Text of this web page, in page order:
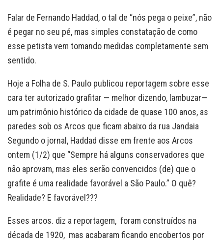
Falar de Fernando Haddad, o tal de “nós pega o peixe”, não
é pegar no seu pé, mas simples constatação de como
esse petista vem tomando medidas completamente sem
sentido.
Hoje a Folha de S. Paulo publicou reportagem sobre esse
cara ter autorizado grafitar — melhor dizendo, lambuzar—
um patrimônio histórico da cidade de quase 100 anos, as
paredes sob os Arcos que ficam abaixo da rua Jandaia
Segundo o jornal, Haddad disse em frente aos Arcos
ontem (1/2) que “Sempre há alguns conservadores que
não aprovam, mas eles serão convencidos (de) que o
grafite é uma realidade favorável a São Paulo.” O quê?
Realidade? E favorável???
Esses arcos. diz a reportagem, foram construídos na
década de 1920, mas acabaram ficando encobertos por